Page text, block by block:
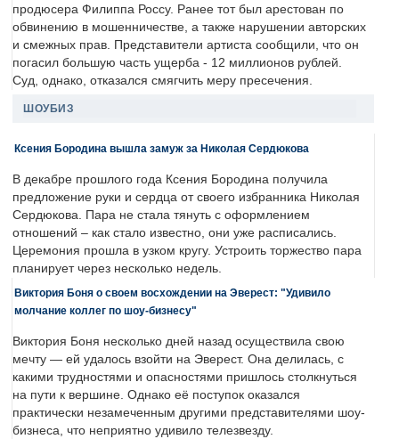
продюсера Филиппа Россу. Ранее тот был арестован по
обвинению в мошенничестве, а также нарушении авторских
и смежных прав. Представители артиста сообщили, что он
погасил большую часть ущерба - 12 миллионов рублей.
Суд, однако, отказался смягчить меру пресечения.
ШОУБИЗ
Ксения Бородина вышла замуж за Николая Сердюкова
В декабре прошлого года Ксения Бородина получила
предложение руки и сердца от своего избранника Николая
Сердюкова. Пара не стала тянуть с оформлением
отношений – как стало известно, они уже расписались.
Церемония прошла в узком кругу. Устроить торжество пара
планирует через несколько недель.
Виктория Боня о своем восхождении на Эверест: "Удивило
молчание коллег по шоу-бизнесу"
Виктория Боня несколько дней назад осуществила свою
мечту — ей удалось взойти на Эверест. Она делилась, с
какими трудностями и опасностями пришлось столкнуться
на пути к вершине. Однако её поступок оказался
практически незамеченным другими представителями шоу-
бизнеса, что неприятно удивило телезвезду.